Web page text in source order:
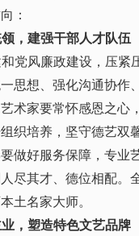
：
，建强干部人才队伍
党风廉政建设，压紧
思想、强化沟通协作
术家要常怀感恩之心
织培养，坚守德艺双
做好服务保障，专业
尽其才、德位相配。
土名家大师。
，塑造特色文艺品牌